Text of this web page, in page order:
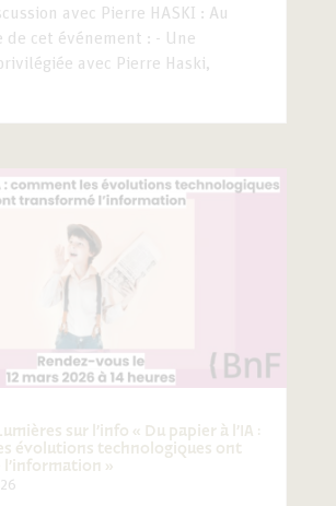
avec Pierre HASKI : Au
de cet événement : - Une
avec Pierre Haski,
sur l’info « Du papier à l’IA :
évolutions technologiques ont
»